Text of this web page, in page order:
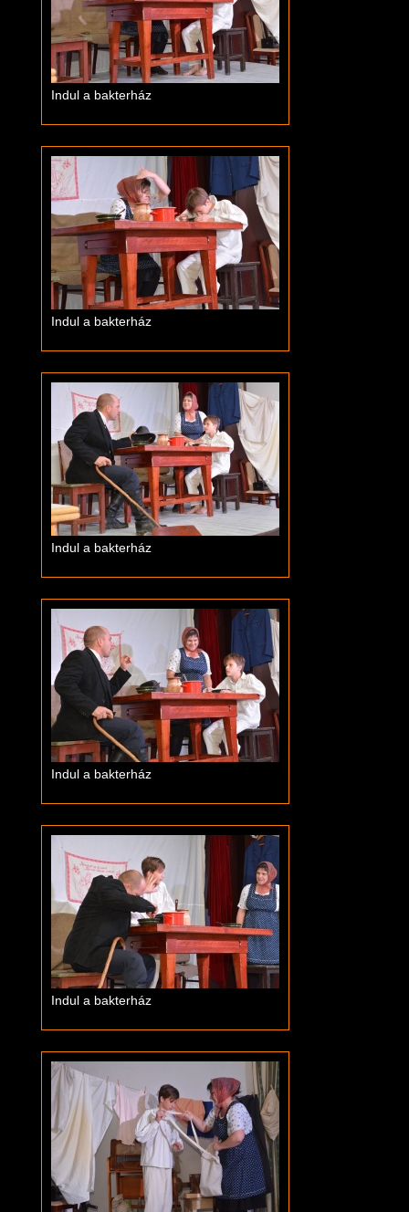
Indul a bakterház
Indul a bakterház
Indul a bakterház
Indul a bakterház
Indul a bakterház